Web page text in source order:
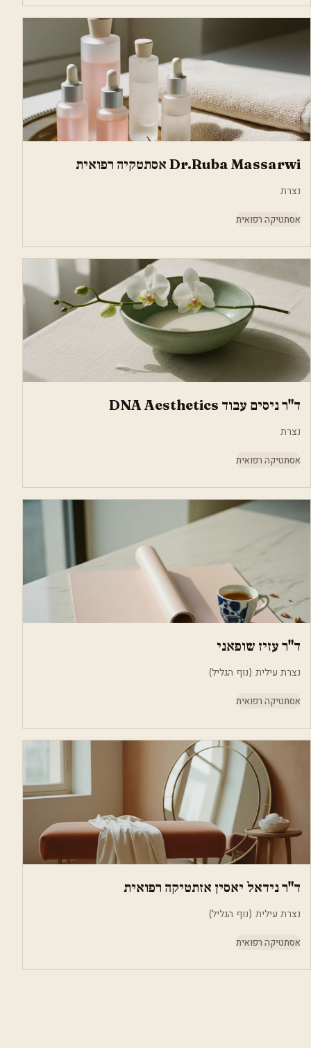
Dr.Ruba Massarwi אסתטקיה רפואית
נצרת
אסתטיקה רפואית
ד"ר ניסים עבוד DNA Aesthetics
נצרת
אסתטיקה רפואית
ד"ר עזיז שופאני
נצרת עילית (נוף הגליל)
אסתטיקה רפואית
ד"ר נידאל יאסין אזתטיקה רפואית
נצרת עילית (נוף הגליל)
אסתטיקה רפואית